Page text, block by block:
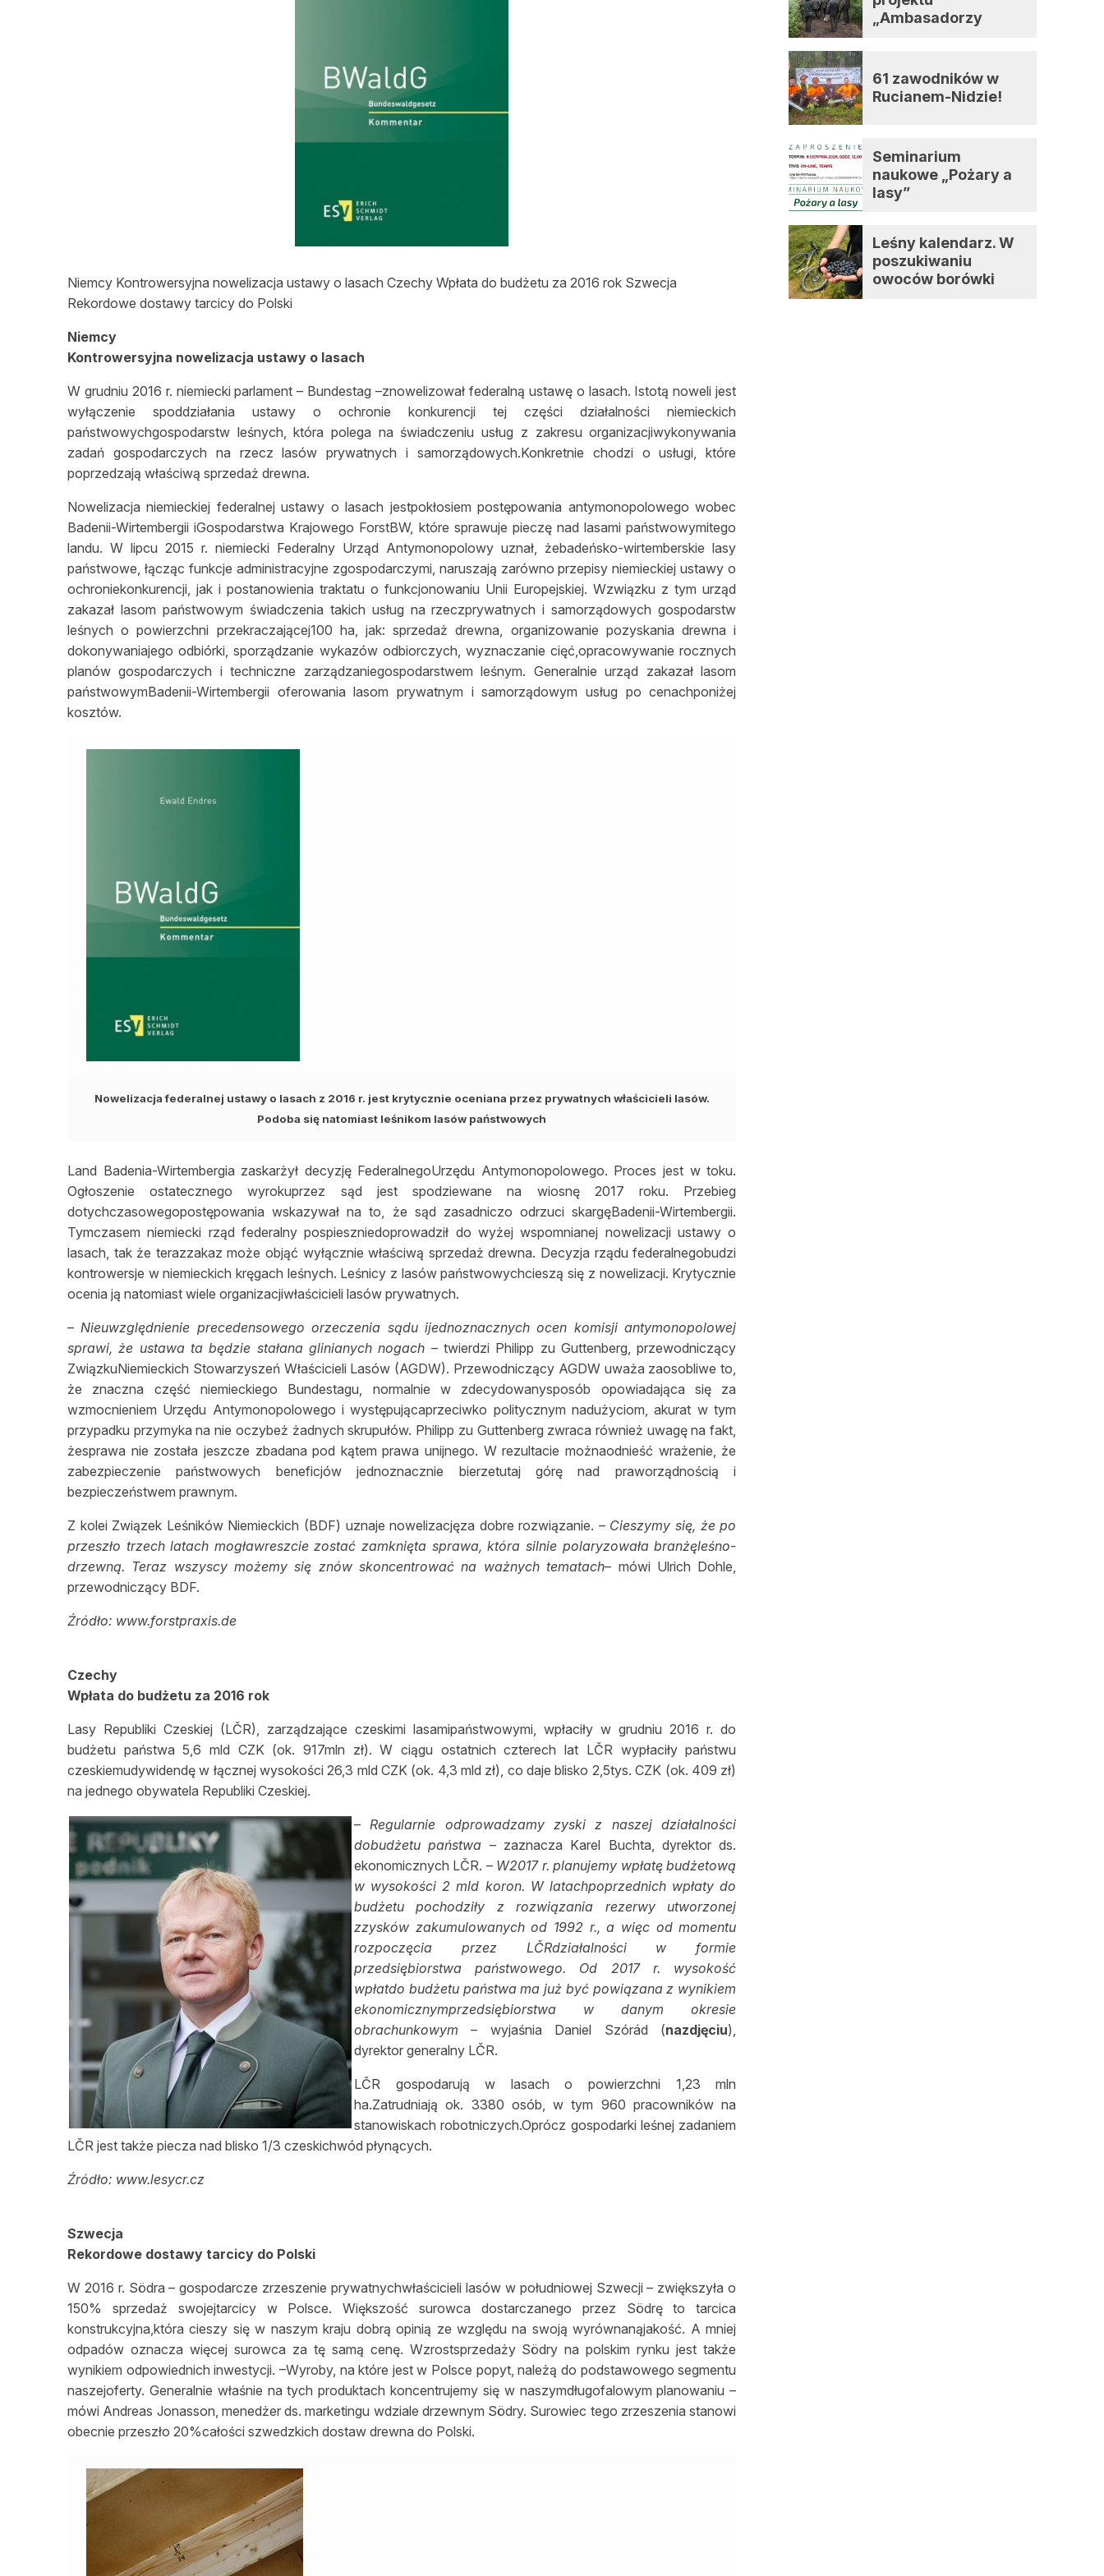
Niemcy Kontrowersyjna nowelizacja ustawy o lasach Czechy Wpłata do budżetu za 2016 rok Szwecja
Rekordowe dostawy tarcicy do Polski
Niemcy
Kontrowersyjna nowelizacja ustawy o lasach
W grudniu 2016 r. niemiecki parlament – Bundestag –znowelizował federalną ustawę o lasach. Istotą noweli jest
wyłączenie spoddziałania ustawy o ochronie konkurencji tej części działalności niemieckich
państwowychgospodarstw leśnych, która polega na świadczeniu usług z zakresu organizacjiwykonywania
zadań gospodarczych na rzecz lasów prywatnych i samorządowych.Konkretnie chodzi o usługi, które
poprzedzają właściwą sprzedaż drewna.
Nowelizacja niemieckiej federalnej ustawy o lasach jestpokłosiem postępowania antymonopolowego wobec
Badenii-Wirtembergii iGospodarstwa Krajowego ForstBW, które sprawuje pieczę nad lasami państwowymitego
landu. W lipcu 2015 r. niemiecki Federalny Urząd Antymonopolowy uznał, żebadeńsko-wirtemberskie lasy
państwowe, łącząc funkcje administracyjne zgospodarczymi, naruszają zarówno przepisy niemieckiej ustawy o
ochroniekonkurencji, jak i postanowienia traktatu o funkcjonowaniu Unii Europejskiej. Wzwiązku z tym urząd
zakazał lasom państwowym świadczenia takich usług na rzeczprywatnych i samorządowych gospodarstw
leśnych o powierzchni przekraczającej100 ha, jak: sprzedaż drewna, organizowanie pozyskania drewna i
dokonywaniajego odbiórki, sporządzanie wykazów odbiorczych, wyznaczanie cięć,opracowywanie rocznych
planów gospodarczych i techniczne zarządzaniegospodarstwem leśnym. Generalnie urząd zakazał lasom
państwowymBadenii-Wirtembergii oferowania lasom prywatnym i samorządowym usług po cenachponiżej
kosztów.
Nowelizacja federalnej ustawy o lasach z 2016 r. jest krytycznie oceniana przez prywatnych właścicieli lasów.
Podoba się natomiast leśnikom lasów państwowych
Land Badenia-Wirtembergia zaskarżył decyzję FederalnegoUrzędu Antymonopolowego. Proces jest w toku.
Ogłoszenie ostatecznego wyrokuprzez sąd jest spodziewane na wiosnę 2017 roku. Przebieg
dotychczasowegopostępowania wskazywał na to, że sąd zasadniczo odrzuci skargęBadenii-Wirtembergii.
Tymczasem niemiecki rząd federalny pospieszniedoprowadził do wyżej wspomnianej nowelizacji ustawy o
lasach, tak że terazzakaz może objąć wyłącznie właściwą sprzedaż drewna. Decyzja rządu federalnegobudzi
kontrowersje w niemieckich kręgach leśnych. Leśnicy z lasów państwowychcieszą się z nowelizacji. Krytycznie
ocenia ją natomiast wiele organizacjiwłaścicieli lasów prywatnych.
– Nieuwzględnienie precedensowego orzeczenia sądu ijednoznacznych ocen komisji antymonopolowej
sprawi, że ustawa ta będzie stałana glinianych nogach – twierdzi Philipp zu Guttenberg, przewodniczący
ZwiązkuNiemieckich Stowarzyszeń Właścicieli Lasów (AGDW). Przewodniczący AGDW uważa zaosobliwe to,
że znaczna część niemieckiego Bundestagu, normalnie w zdecydowanysposób opowiadająca się za
wzmocnieniem Urzędu Antymonopolowego i występującaprzeciwko politycznym nadużyciom, akurat w tym
przypadku przymyka na nie oczybeż żadnych skrupułów. Philipp zu Guttenberg zwraca również uwagę na fakt,
żesprawa nie została jeszcze zbadana pod kątem prawa unijnego. W rezultacie możnaodnieść wrażenie, że
zabezpieczenie państwowych beneficjów jednoznacznie bierzetutaj górę nad praworządnością i
bezpieczeństwem prawnym.
Z kolei Związek Leśników Niemieckich (BDF) uznaje nowelizacjęza dobre rozwiązanie. – Cieszymy się, że po
przeszło trzech latach mogławreszcie zostać zamknięta sprawa, która silnie polaryzowała branżęleśno-
drzewną. Teraz wszyscy możemy się znów skoncentrować na ważnych tematach– mówi Ulrich Dohle,
przewodniczący BDF.
Źródło: www.forstpraxis.de
Czechy
Wpłata do budżetu za 2016 rok
Lasy Republiki Czeskiej (LČR), zarządzające czeskimi lasamipaństwowymi, wpłaciły w grudniu 2016 r. do
budżetu państwa 5,6 mld CZK (ok. 917mln zł). W ciągu ostatnich czterech lat LČR wypłaciły państwu
czeskiemudywidendę w łącznej wysokości 26,3 mld CZK (ok. 4,3 mld zł), co daje blisko 2,5tys. CZK (ok. 409 zł)
na jednego obywatela Republiki Czeskiej.
– Regularnie odprowadzamy zyski z naszej działalności
dobudżetu państwa – zaznacza Karel Buchta, dyrektor ds.
ekonomicznych LČR. – W2017 r. planujemy wpłatę budżetową
w wysokości 2 mld koron. W latachpoprzednich wpłaty do
budżetu pochodziły z rozwiązania rezerwy utworzonej
zzysków zakumulowanych od 1992 r., a więc od momentu
rozpoczęcia przez LČRdziałalności w formie
przedsiębiorstwa państwowego. Od 2017 r. wysokość
wpłatdo budżetu państwa ma już być powiązana z wynikiem
ekonomicznymprzedsiębiorstwa w danym okresie
obrachunkowym – wyjaśnia Daniel Szórád (nazdjęciu),
dyrektor generalny LČR.
LČR gospodarują w lasach o powierzchni 1,23 mln
ha.Zatrudniają ok. 3380 osób, w tym 960 pracowników na
stanowiskach robotniczych.Oprócz gospodarki leśnej zadaniem
LČR jest także piecza nad blisko 1/3 czeskichwód płynących.
Źródło: www.lesycr.cz
Szwecja
Rekordowe dostawy tarcicy do Polski
W 2016 r. Södra – gospodarcze zrzeszenie prywatnychwłaścicieli lasów w południowej Szwecji – zwiększyła o
150% sprzedaż swojejtarcicy w Polsce. Większość surowca dostarczanego przez Södrę to tarcica
konstrukcyjna,która cieszy się w naszym kraju dobrą opinią ze względu na swoją wyrównanąjakość. A mniej
odpadów oznacza więcej surowca za tę samą cenę. Wzrostsprzedaży Södry na polskim rynku jest także
wynikiem odpowiednich inwestycji. –Wyroby, na które jest w Polsce popyt, należą do podstawowego segmentu
naszejoferty. Generalnie właśnie na tych produktach koncentrujemy się w naszymdługofalowym planowaniu –
mówi Andreas Jonasson, menedżer ds. marketingu wdziale drzewnym Södry. Surowiec tego zrzeszenia stanowi
obecnie przeszło 20%całości szwedzkich dostaw drewna do Polski.
„Ambasadorzy
61 zawodników w
Rucianem-Nidzie!
Seminarium
naukowe „Pożary a
lasy”
Leśny kalendarz. W
poszukiwaniu
owoców borówki